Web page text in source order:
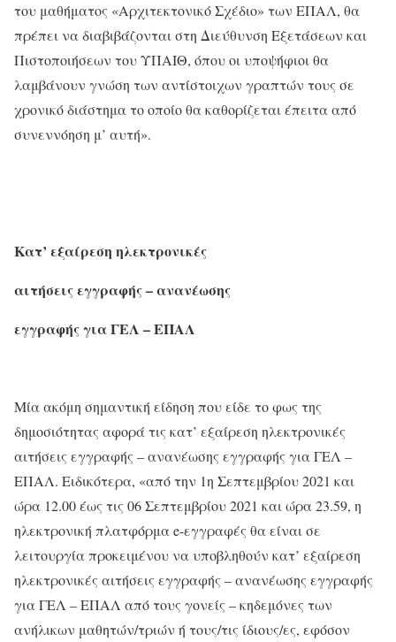
του μαθήματος «Αρχιτεκτονικό Σχέδιο» των ΕΠΑΛ, θα
πρέπει να διαβιβάζονται στη Διεύθυνση Εξετάσεων και
Πιστοποιήσεων του ΥΠΑΙΘ, όπου οι υποψήφιοι θα
λαμβάνουν γνώση των αντίστοιχων γραπτών τους σε
χρονικό διάστημα το οποίο θα καθορίζεται έπειτα από
συνεννόηση μ’ αυτή».
Κατ’ εξαίρεση ηλεκτρονικές
αιτήσεις εγγραφής – ανανέωσης
εγγραφής για ΓΕΛ – ΕΠΑΛ
Μία ακόμη σημαντική είδηση που είδε το φως της
δημοσιότητας αφορά τις κατ’ εξαίρεση ηλεκτρονικές
αιτήσεις εγγραφής – ανανέωσης εγγραφής για ΓΕΛ –
ΕΠΑΛ. Ειδικότερα, «από την 1η Σεπτεμβρίου 2021 και
ώρα 12.00 έως τις 06 Σεπτεμβρίου 2021 και ώρα 23.59, η
ηλεκτρονική πλατφόρμα e-εγγραφές θα είναι σε
λειτουργία προκειμένου να υποβληθούν κατ’ εξαίρεση
ηλεκτρονικές αιτήσεις εγγραφής – ανανέωσης εγγραφής
για ΓΕΛ – ΕΠΑΛ από τους γονείς – κηδεμόνες των
ανήλικων μαθητών/τριών ή τους/τις ίδιους/ες, εφόσον